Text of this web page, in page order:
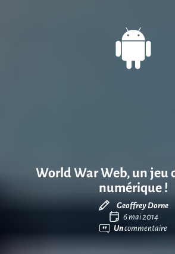
World War Web, un jeu
numérique !
Geoffrey Dorne
6 mai 2014
Uncommentaire